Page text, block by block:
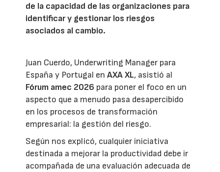
de la capacidad de las organizaciones para
identificar y gestionar los riesgos
asociados al cambio.
Juan Cuerdo, Underwriting Manager para
España y Portugal enAXA XL, asistió al
Fórum amec 2026 para poner el foco en un
aspecto que a menudo pasa desapercibido
en los procesos de transformación
empresarial: la gestión del riesgo.
Según nos explicó, cualquier iniciativa
destinada a mejorar la productividad debe ir
acompañada de una evaluación adecuada de